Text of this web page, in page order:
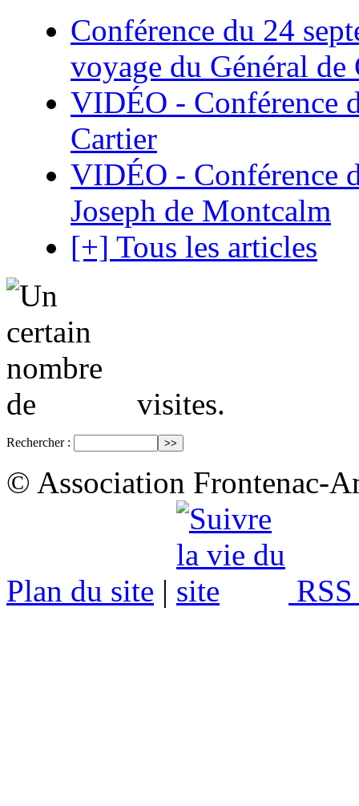
Conférence du 24
voyage du Général
VIDÉO - Conférence
Cartier
VIDÉO - Conférence
Joseph de Montcalm
[+] Tous les articles
visites.
Rechercher :
© Association Frontenac-
Plan du site |